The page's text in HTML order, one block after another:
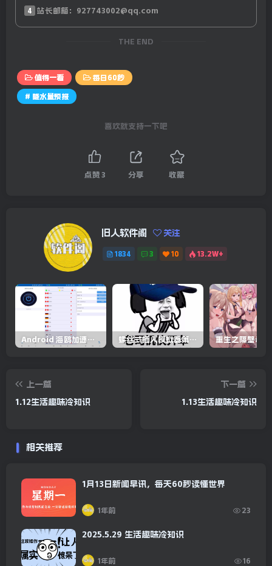
14、乌克兰一周遭袭数百次，泽连斯基向盟友喊话：呼吁盟
友履行向乌供武的承诺；
迹象，已致16人死亡，另有13人失踪，山火已逼近洛杉矶奥
运会场馆，奥运村或被波及；外媒：加州州长称，墨西哥消
多一些勇气，去坚定自己的选择。
4 站长邮箱：927743002@qq.com
THE END
值得一看 每日60秒
# 降水量预报
喜欢就支持一下吧
点赞 3 分享 收藏
旧人软件阁 关注
1834 3 10 13.2W+
Android 海鸥加速器v6.6.3(解锁会员) 螺丝式插入模拟器第5代/NejicomiSimulator.Vol.5.v1.0.2
上一篇
1.12生活趣味冷知识
下一篇
1.13生活趣味冷知识
相关推荐
1月13日新闻早讯，每天60秒读懂世界
1年前 23
2025.5.29 生活趣味冷知识
1年前 16